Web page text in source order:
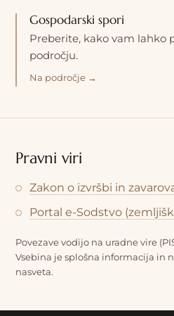
Gospodarski spori
Preberite, kako vam lahko
področju.
Na področje →
Pravni viri
Zakon o izvršbi in
Portal e-Sodstvo
Povezave vodijo na uradne vire
Vsebina je splošna informacija in
nasveta.